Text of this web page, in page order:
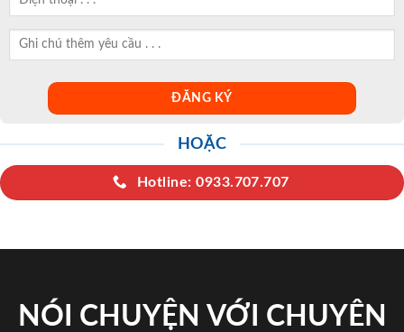
HOẶC
Hotline: 0933.707.707
NÓI CHUYỆN VỚI CHUYÊN